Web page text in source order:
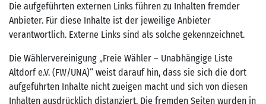
Die aufgeführten externen Links führen zu Inhalten fremder
Anbieter. Für diese Inhalte ist der jeweilige Anbieter
verantwortlich. Externe Links sind als solche gekennzeichnet.
Die Wählervereinigung „Freie Wähler – Unabhängige Liste
Altdorf e.V. (FW/UNA)“ weist darauf hin, dass sie sich die dort
aufgeführten Inhalte nicht zueigen macht und sich von diesen
Inhalten ausdrücklich distanziert. Die fremden Seiten wurden in